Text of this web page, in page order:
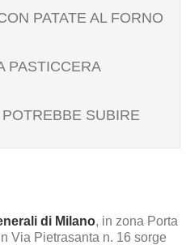
PATATE AL FORNO
PASTICCERA
SUBIRE
di Milano, in zona Porta
Via Pietrasanta n. 16 sorge